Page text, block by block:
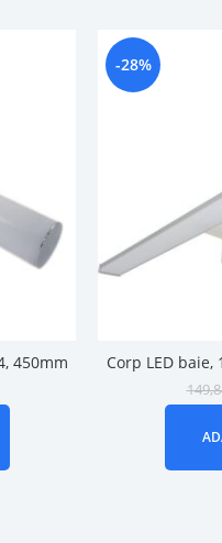
450mm
-28%
Corp LED baie,